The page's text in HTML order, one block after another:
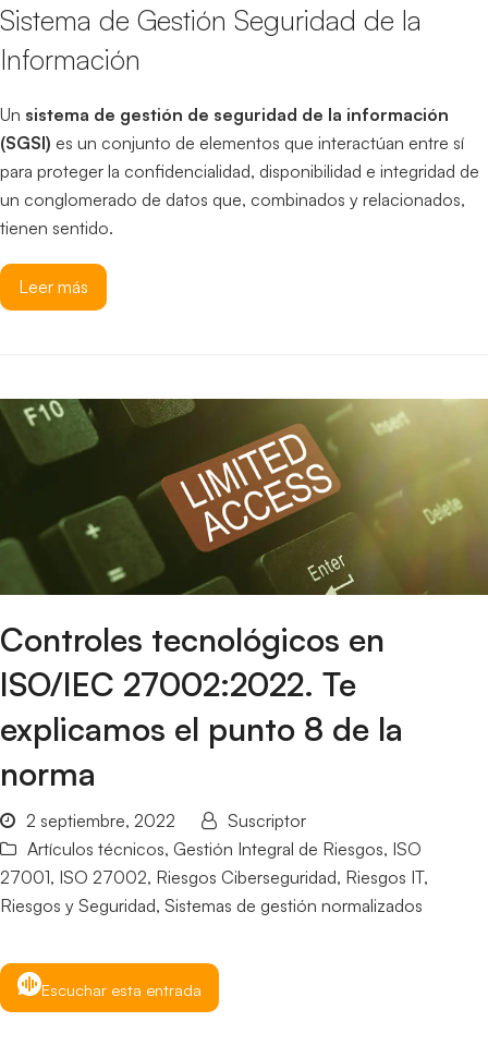
Sistema de Gestión Seguridad de la
Información
Un sistema de gestión de seguridad de la información
(SGSI) es un conjunto de elementos que interactúan entre sí
para proteger la confidencialidad, disponibilidad e integridad de
un conglomerado de datos que, combinados y relacionados,
tienen sentido.
Leer más
Controles tecnológicos en
ISO/IEC 27002:2022. Te
explicamos el punto 8 de la
norma
2 septiembre, 2022
Suscriptor
Artículos técnicos, Gestión Integral de Riesgos, ISO
27001, ISO 27002, Riesgos Ciberseguridad, Riesgos IT,
Riesgos y Seguridad, Sistemas de gestión normalizados
Escuchar esta entrada